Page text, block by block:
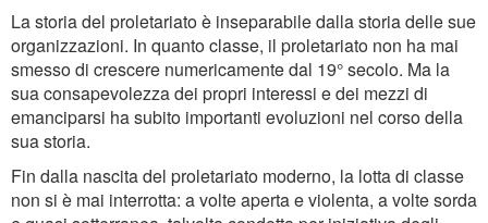
La storia del proletariato è inseparabile dalla storia delle sue
organizzazioni. In quanto classe, il proletariato non ha mai
smesso di crescere numericamente dal 19° secolo. Ma la
sua consapevolezza dei propri interessi e dei mezzi di
emanciparsi ha subito importanti evoluzioni nel corso della
sua storia.
Fin dalla nascita del proletariato moderno, la lotta di classe
non si è mai interrotta: a volte aperta e violenta, a volte sorda